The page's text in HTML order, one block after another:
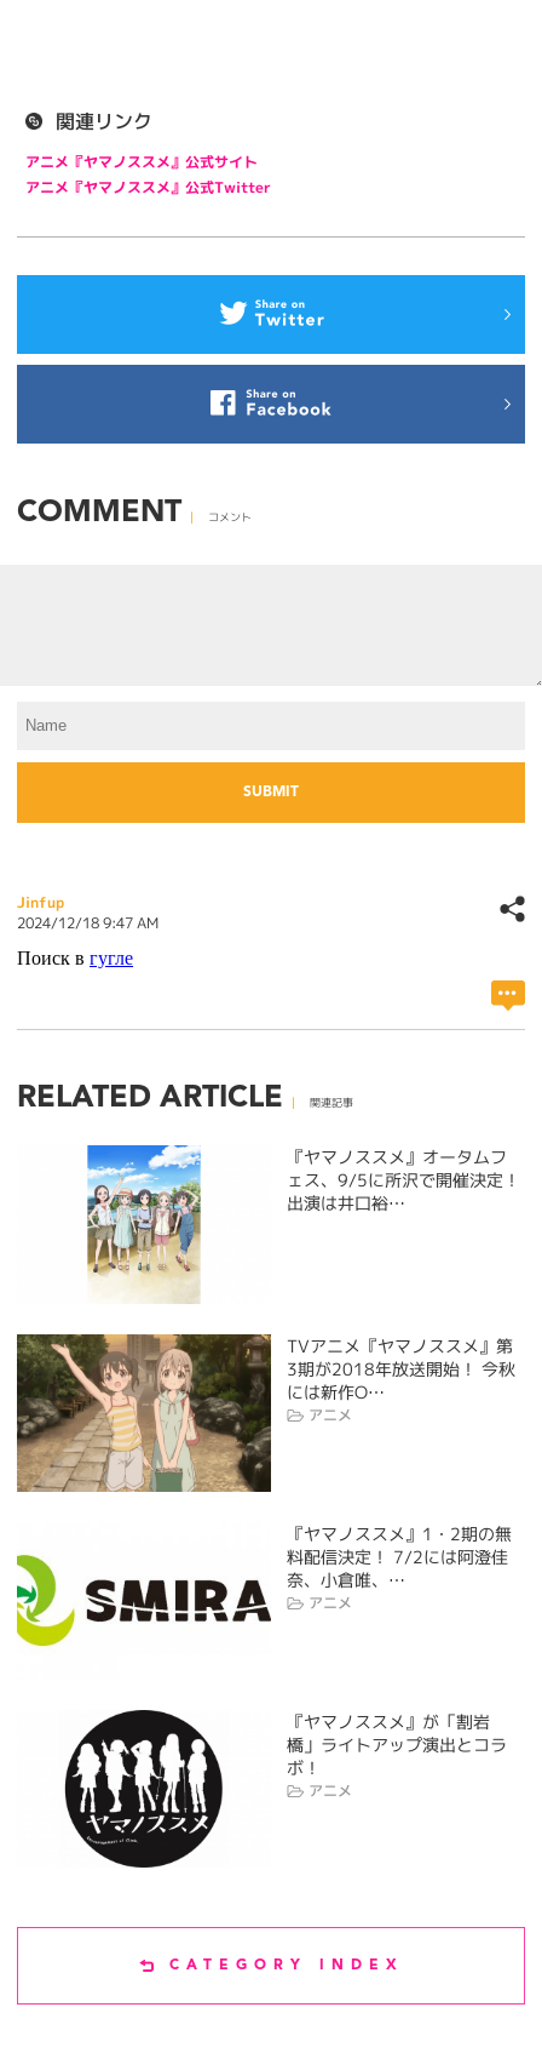
関連リンク
アニメ『ヤマノススメ』公式サイト
アニメ『ヤマノススメ』公式Twitter
COMMENT コメント
Jinfup
2024/12/18 9:47 AM
Поиск в гугле
RELATED ARTICLE 関連記事
『ヤマノススメ』オータムフ
ェス、9/5に所沢で開催決定！
出演は井口裕…
TVアニメ『ヤマノススメ』第
3期が2018年放送開始！ 今秋
には新作O…
アニメ
『ヤマノススメ』1・2期の無
料配信決定！ 7/2には阿澄佳
奈、小倉唯、…
アニメ
『ヤマノススメ』が「割岩
橋」ライトアップ演出とコラ
ボ！
アニメ
CATEGORY INDEX